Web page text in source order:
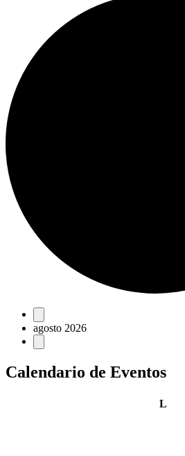
Eventos
agosto 2026
Calendario de Eventos
Llunes